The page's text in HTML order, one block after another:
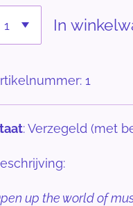
In
1
: Verzegeld (met
up the world of